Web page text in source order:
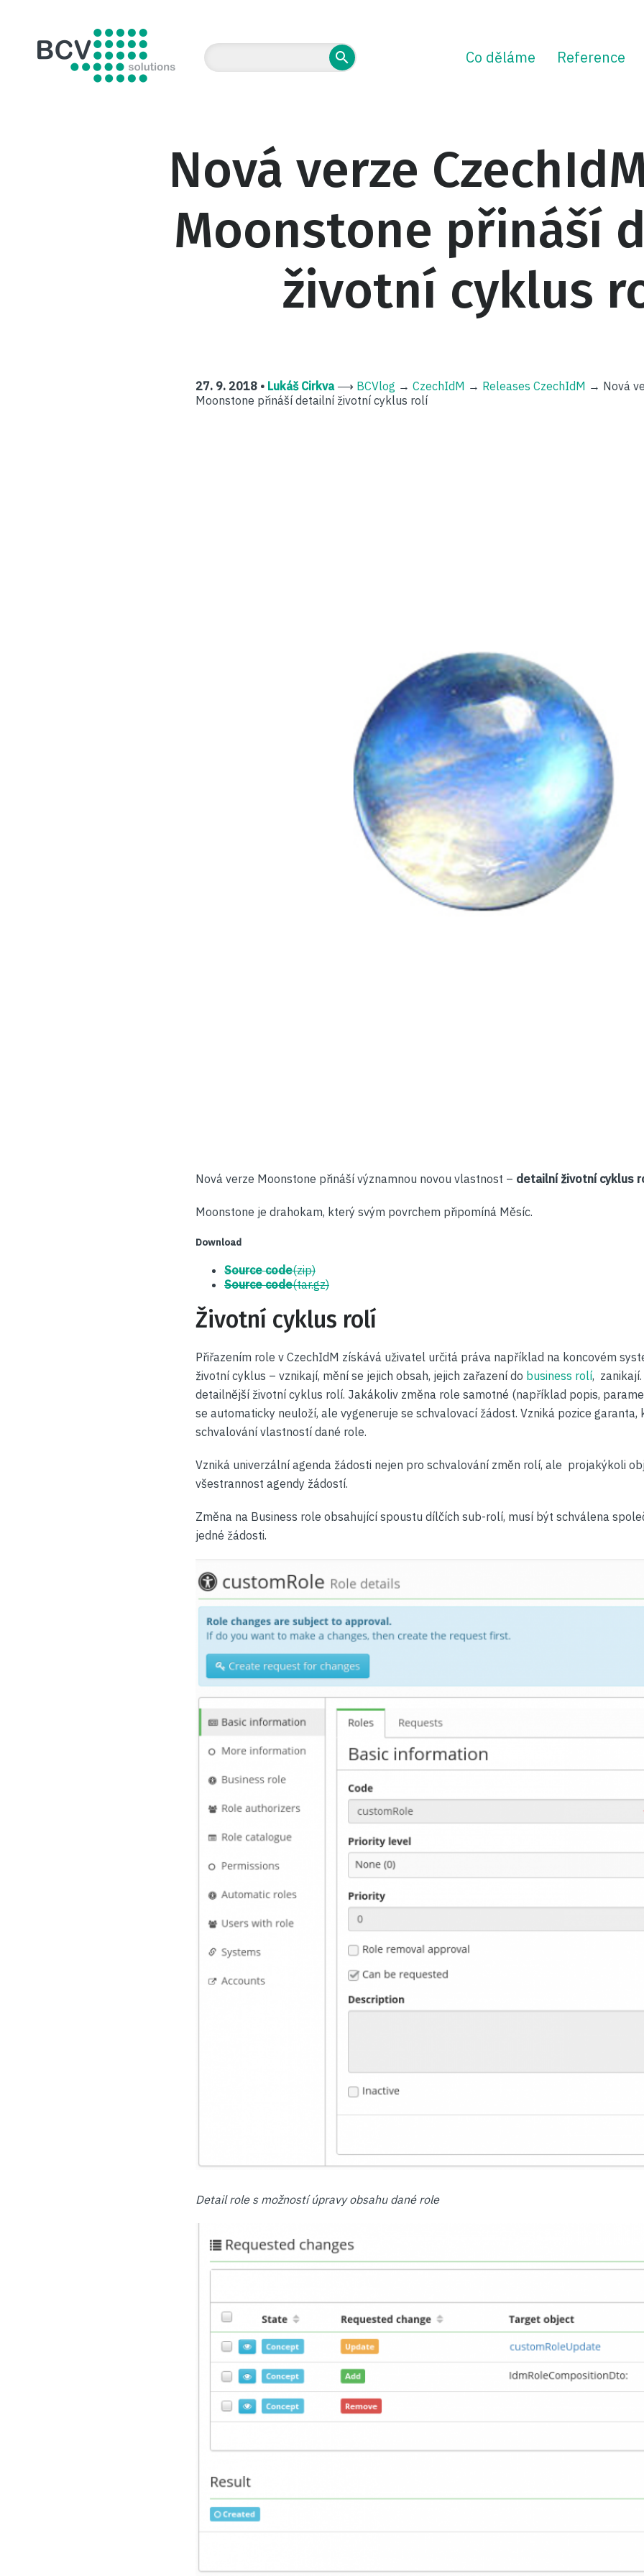
Co děláme Reference
Nová verze
Moonstone přináší
životní cyklus
27. 9. 2018 • Lukáš Cirkva⟶ BCVlog → CzechIdM → Releases CzechIdM → Nová
Moonstone přináší detailní životní cyklus rolí
Nová verze Moonstone přináší významnou novou vlastnost – detailní životní cyklus
Moonstone je drahokam, který svým povrchem připomíná Měsíc.
Download
Source code(zip)
Source code(tar.gz)
Životní cyklus rolí
Přiřazením role v CzechIdM získává uživatel určitá práva například na koncovém
životní cyklus – vznikají, mění se jejich obsah, jejich zařazení do business rolí,
detailnější životní cyklus rolí. Jakákoliv změna role samotné (například popis,
se automaticky neuloží, ale vygeneruje se schvalovací žádost. Vzniká pozice garanta,
schvalování vlastností dané role.
Vzniká univerzální agenda žádosti nejen pro schvalování změn rolí, ale projakýkoli
všestrannost agendy žádostí.
Změna na Business role obsahující spoustu dílčích sub-rolí, musí být schválena
jedné žádosti.
Detail role s možností úpravy obsahu dané role